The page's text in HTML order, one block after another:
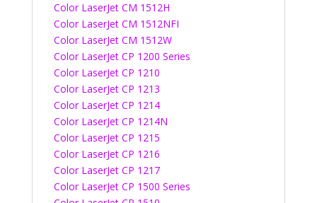
Color LaserJet CM 1512H
Color LaserJet CM 1512NFI
Color LaserJet CM 1512W
Color LaserJet CP 1200 Series
Color LaserJet CP 1210
Color LaserJet CP 1213
Color LaserJet CP 1214
Color LaserJet CP 1214N
Color LaserJet CP 1215
Color LaserJet CP 1216
Color LaserJet CP 1217
Color LaserJet CP 1500 Series